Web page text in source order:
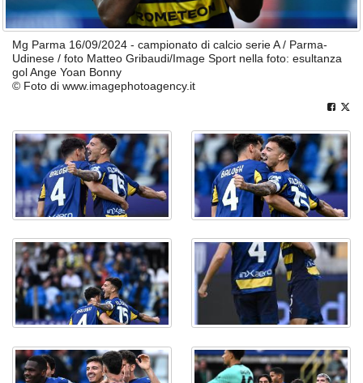
Mg Parma 16/09/2024 - campionato di calcio serie A / Parma-
Udinese / foto Matteo Gribaudi/Image Sport nella foto: esultanza
gol Ange Yoan Bonny
© Foto di www.imagephotoagency.it